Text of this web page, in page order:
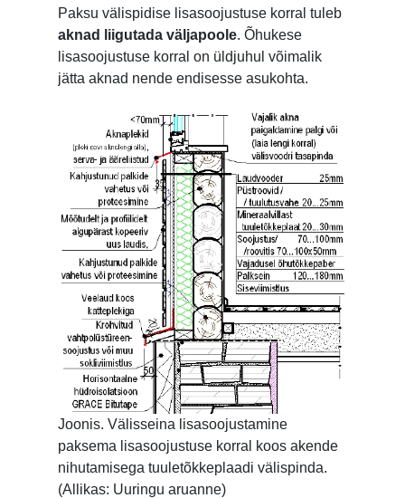
Paksu välispidise lisasoojustuse korral tuleb
aknad liigutada väljapoole. Õhukese
lisasoojustuse korral on üldjuhul võimalik
jätta aknad nende endisesse asukohta.
Joonis. Välisseina lisasoojustamine
paksema lisasoojustuse korral koos akende
nihutamisega tuuletõkkeplaadi välispinda.
(Allikas: Uuringu aruanne)